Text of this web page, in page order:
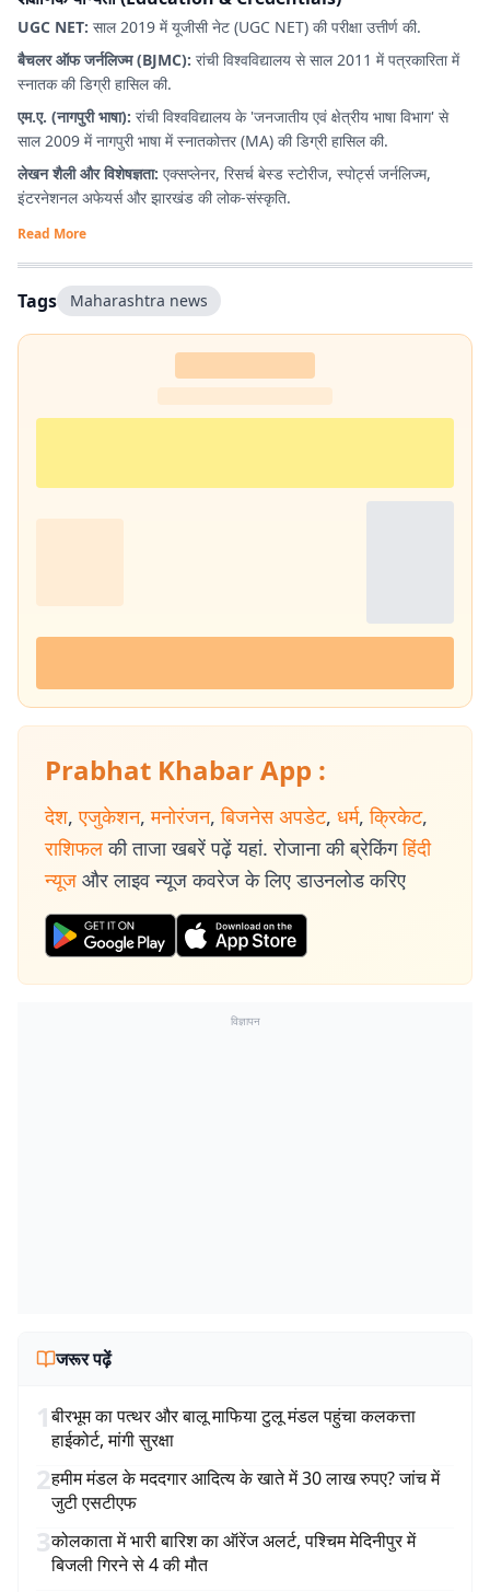
UGC NET: साल 2019 में यूजीसी नेट (UGC NET) की परीक्षा उत्तीर्ण की.
बैचलर ऑफ जर्नलिज्म (BJMC): रांची विश्वविद्यालय से साल 2011 में पत्रकारिता में
स्नातक की डिग्री हासिल की.
एम.ए. (नागपुरी भाषा): रांची विश्वविद्यालय के 'जनजातीय एवं क्षेत्रीय भाषा विभाग' से
साल 2009 में नागपुरी भाषा में स्नातकोत्तर (MA) की डिग्री हासिल की.
लेखन शैली और विशेषज्ञता: एक्सप्लेनर, रिसर्च बेस्ड स्टोरीज, स्पोर्ट्स जर्नलिज्म,
इंटरनेशनल अफेयर्स और झारखंड की लोक-संस्कृति.
Read More
Tags Maharashtra news
Prabhat Khabar App :
देश, एजुकेशन, मनोरंजन, बिजनेस अपडेट, धर्म, क्रिकेट,
राशिफल की ताजा खबरें पढ़ें यहां. रोजाना की ब्रेकिंग हिंदी
न्यूज और लाइव न्यूज कवरेज के लिए डाउनलोड करिए
विज्ञापन
जरूर पढ़ें
1बीरभूम का पत्थर और बालू माफिया टुलू मंडल पहुंचा कलकत्ता
हाईकोर्ट, मांगी सुरक्षा
2हमीम मंडल के मददगार आदित्य के खाते में 30 लाख रुपए? जांच में
जुटी एसटीएफ
3कोलकाता में भारी बारिश का ऑरेंज अलर्ट, पश्चिम मेदिनीपुर में
बिजली गिरने से 4 की मौत